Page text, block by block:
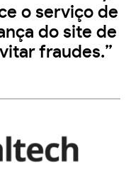
o serviço de
do site de
fraudes.”